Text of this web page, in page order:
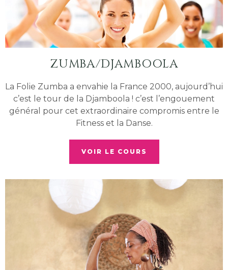
ZUMBA/DJAMBOOLA
La Folie Zumba a envahie la France 2000, aujourd’hui
c’est le tour de la Djamboola ! c’est l’engouement
général pour cet extraordinaire compromis entre le
Fitness et la Danse.
VOIR LE COURS